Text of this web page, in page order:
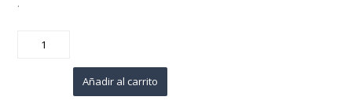
TZe365
Añadir al carrito